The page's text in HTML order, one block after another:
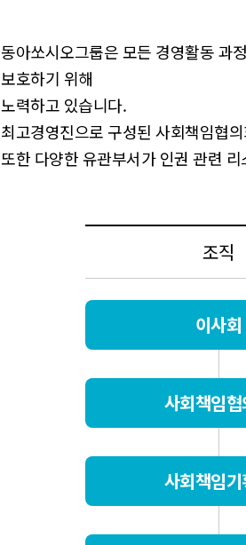
동아쏘시오그룹은 모든 경영활동 과
보호하기 위해
노력하고 있습니다.
최고경영진으로 구성된 사회책임협
또한 다양한 유관부서가 인권 관련
조직
이사회
사회책임
사회책임